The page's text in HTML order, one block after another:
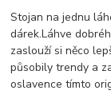
Stojan na jednu
dárek.Láhve
zaslouží si něco
působily trendy a
oslavence tímto